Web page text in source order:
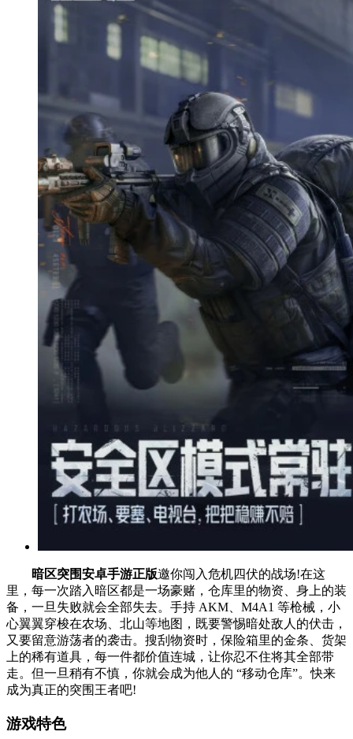
暗区突围安卓手游正版邀你闯入危机四伏的战场!在这
里，每一次踏入暗区都是一场豪赌，仓库里的物资、身上的装
备，一旦失败就会全部失去。手持 AKM、M4A1 等枪械，小
心翼翼穿梭在农场、北山等地图，既要警惕暗处敌人的伏击，
又要留意游荡者的袭击。搜刮物资时，保险箱里的金条、货架
上的稀有道具，每一件都价值连城，让你忍不住将其全部带
走。但一旦稍有不慎，你就会成为他人的 “移动仓库”。快来
成为真正的突围王者吧!
游戏特色